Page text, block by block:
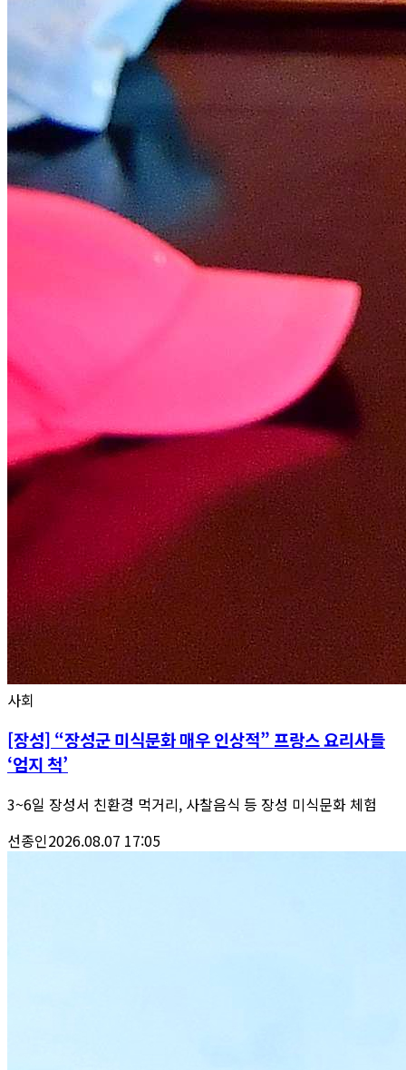
사회
[장성] “장성군 미식문화 매우 인상적” 프랑스 요리사들
‘엄지 척’
3~6일 장성서 친환경 먹거리, 사찰음식 등 장성 미식문화 체험
선종인2026.08.07 17:05